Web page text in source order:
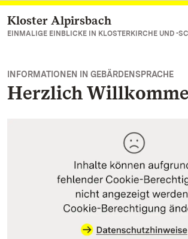
Zum Hauptinhalt springen
Kloster Alpirsbach
EINMALIGE EINBLICKE IN KLOSTERKIRCHE UND -
INFORMATIONEN IN GEBÄRDENSPRACHE
Herzlich